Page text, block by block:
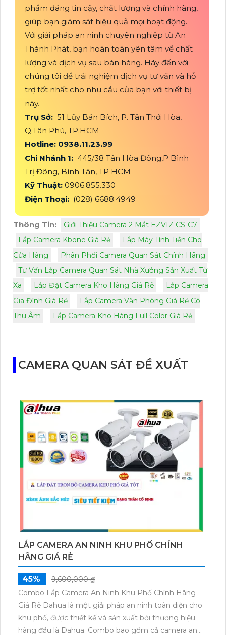
phẩm đáng tin cậy, chất lượng và chính hãng,
giúp bạn giám sát hiệu quả mọi hoạt động.
Với giải pháp an ninh chuyên nghiệp từ An
Thành Phát, bạn hoàn toàn yên tâm về chất
lượng và dịch vụ sau bán hàng. Hãy đến với
chúng tôi để trải nghiệm dịch vụ tư vấn và hỗ
trợ tốt nhất cho nhu cầu của bạn với thiết bị
này.
Trụ Sở: 51 Lũy Bán Bích, P. Tân Thới Hòa,
Q.Tân Phú, TP.HCM
Hotline: 0938.11.23.99
Chi Nhánh 1: 445/38 Tân Hòa Đông,P Bình
Trị Đông, Bình Tân, TP HCM
Kỹ Thuật: 0906.855.330
Điện Thoại: (028) 6688.4949
Thông Tin:
Giới Thiệu Camera 2 Mắt EZVIZ CS-C7
Lắp Camera Kbone Giá Rẻ
Lắp Máy Tính Tiền Cho
Cửa Hàng
Phân Phối Camera Quan Sát Chính Hãng
Tư Vấn Lắp Camera Quan Sát Nhà Xưởng Sản Xuất Từ
Xa
Lắp Đặt Camera Kho Hàng Giá Rẻ
Lắp Camera
Gia Đình Giá Rẻ
Lắp Camera Văn Phòng Giá Rẻ Có
Thu Âm
Lắp Camera Kho Hàng Full Color Giá Rẻ
CAMERA QUAN SÁT ĐỀ XUẤT
LẮP CAMERA AN NINH KHU PHỐ CHÍNH
HÃNG GIÁ RẺ
45%
9,600,000 ₫
Combo Lắp Camera An Ninh Khu Phố Chính Hãng
Giá Rẻ Dahua là một giải pháp an ninh toàn diện cho
khu phố, được thiết kế và sản xuất bởi thương hiệu
hàng đầu là Dahua. Combo bao gồm cả camera an